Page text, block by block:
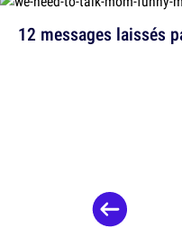
12 messages laissés